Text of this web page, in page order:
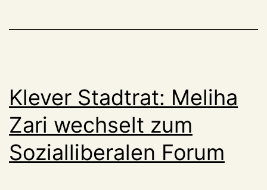
Kolken!
Klever Stadtrat: Meliha
Zari wechselt zum
Sozialliberalen Forum